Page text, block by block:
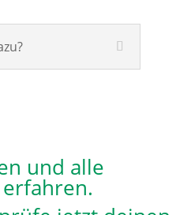
und alle